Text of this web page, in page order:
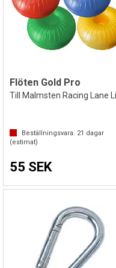
Flöten Gold Pro
Beställningsvara. 21 dagar
(estimat)
55 SEK